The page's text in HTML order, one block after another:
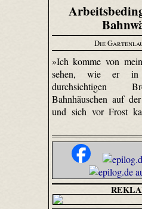
Die
»Ich komme von
sehen, wie er in
durchsichtigen
Bahnhäuschen auf
und sich vor Frost